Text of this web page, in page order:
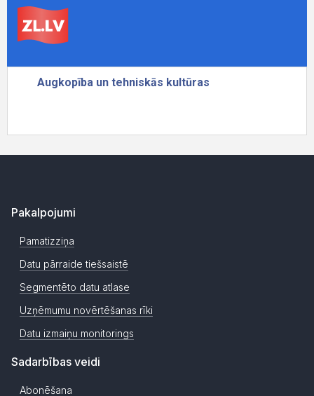
Pakalpojumi
Pamatizziņa
Datu pārraide tiešsaistē
Segmentēto datu atlase
Uzņēmumu novērtēšanas rīki
Datu izmaiņu monitorings
Sadarbības veidi
Abonēšana